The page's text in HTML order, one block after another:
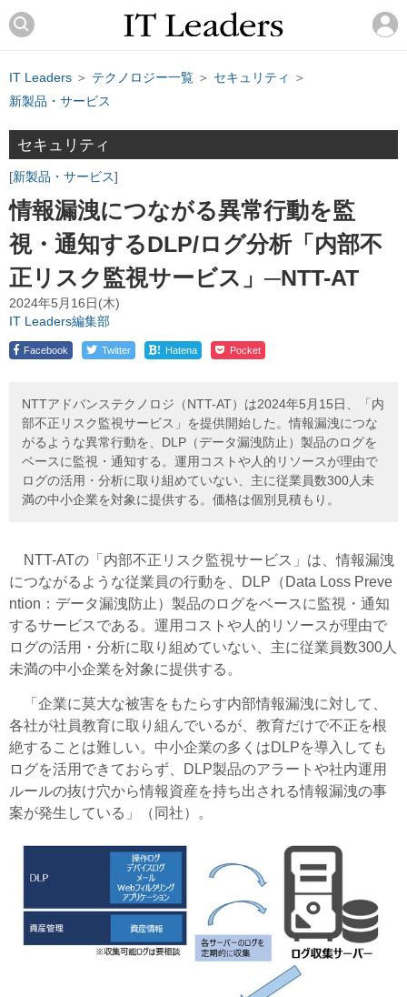
IT Leaders ＞ テクノロジー一覧 ＞ セキュリティ
＞
新製品・サービス
セキュリティ
新製品・サービス
情報漏洩につながる異常行動を監
視・通知するDLP/ログ分析「内部不
正リスク監視サービス」─NTT-AT
2024年5月16日(木)
IT Leaders編集部
Facebook Twitter ! Hatena Pocket
NTTアドバンステクノロジ（NTT-AT）は2024年5月15日、「内
部不正リスク監視サービス」を提供開始した。情報漏洩につな
がるような異常行動を、DLP（データ漏洩防止）製品のログを
ベースに監視・通知する。運用コストや人的リソースが理由で
ログの活用・分析に取り組めていない、主に従業員数300人未
満の中小企業を対象に提供する。価格は個別見積もり。
NTT-ATの「内部不正リスク監視サービス」は、情報漏洩
につながるような従業員の行動を、DLP（Data Loss Preve
ntion：データ漏洩防止）製品のログをベースに監視・通知
するサービスである。運用コストや人的リソースが理由で
ログの活用・分析に取り組めていない、主に従業員数300人
未満の中小企業を対象に提供する。
「企業に莫大な被害をもたらす内部情報漏洩に対して、
各社が社員教育に取り組んでいるが、教育だけで不正を根
絶することは難しい。中小企業の多くはDLPを導入しても
ログを活用できておらず、DLP製品のアラートや社内運用
ルールの抜け穴から情報資産を持ち出される情報漏洩の事
案が発生している」（同社）。